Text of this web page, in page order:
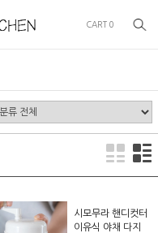
CART0
시모무라 핸디컷터
이유식 야채 다지